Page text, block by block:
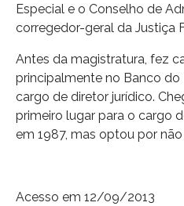
Especial e o Conselho de
corregedor-geral da Justiça
Antes da magistratura, fez
principalmente no Banco do
cargo de diretor jurídico.
primeiro lugar para o cargo
em 1987, mas optou por não
Acesso em 12/09/2013